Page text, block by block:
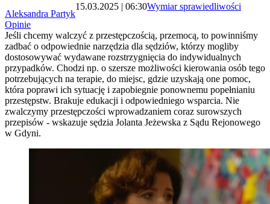
Aleksandra Partyk
15.03.2025 | 06:30Wymiar sprawiedliwości
Opinie
Jeśli chcemy walczyć z przestępczością, przemocą, to powinniśmy
zadbać o odpowiednie narzędzia dla sędziów, którzy mogliby
dostosowywać wydawane rozstrzygnięcia do indywidualnych
przypadków. Chodzi np. o szersze możliwości kierowania osób tego
potrzebujących na terapie, do miejsc, gdzie uzyskają one pomoc,
która poprawi ich sytuację i zapobiegnie ponownemu popełnianiu
przestępstw. Brakuje edukacji i odpowiedniego wsparcia. Nie
zwalczymy przestępczości wprowadzaniem coraz surowszych
przepisów - wskazuje sędzia Jolanta Jeżewska z Sądu Rejonowego
w Gdyni.